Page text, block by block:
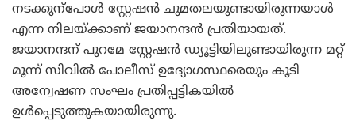
നടക്കുന്‌പോള്‍ സ്റ്റേഷന്‍ ചുമതലയുണ്ടായിരുന്നയാള്‍
എന്ന നിലയ്ക്കാണ് ജയാനന്ദന്‍ പ്രതിയായത്.
ജയാനന്ദന് പുറമേ സ്റ്റേഷന്‍ ഡ്യൂട്ടിയിലുണ്ടായിരുന്ന മറ്റ്
മൂന്ന് സിവില്‍ പോലീസ് ഉദ്യോഗസ്ഥരെയും കൂടി
അന്വേഷണ സംഘം പ്രതിപ്പട്ടികയില്‍
ഉള്‍പ്പെടുത്തുകയായിരുന്നു.